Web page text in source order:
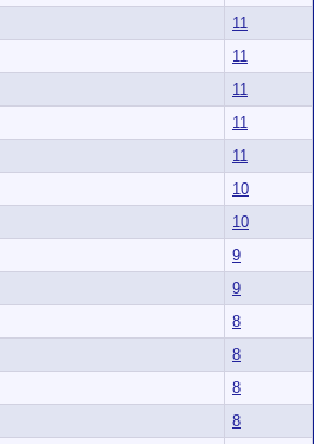
11
11
11
11
11
10
10
9
9
8
8
8
8